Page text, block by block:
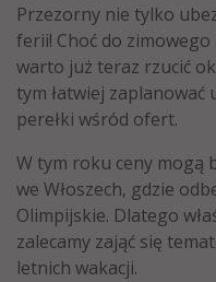
Azja Południowo-
Tajlandia
Wszystkie kierunki
Wakacje Last Minute
Wakacje All Inclusive
Wakacje do 1000 PLN
Przezorny nie tylko
ferii! Choć do zimowego
warto już teraz rzucić
tym łatwiej
perełki wśród ofert.
W tym roku ceny mogą
we Włoszech, gdzie
Olimpijskie. Dlatego
zalecamy zająć się
letnich wakacji.